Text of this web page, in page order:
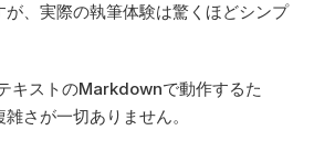
、実際の執筆体験は驚くほどシンプ
キストのMarkdownで動作するた
さが一切ありません。